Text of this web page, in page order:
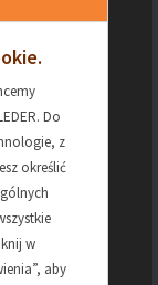
Do
z
określić
w
aby